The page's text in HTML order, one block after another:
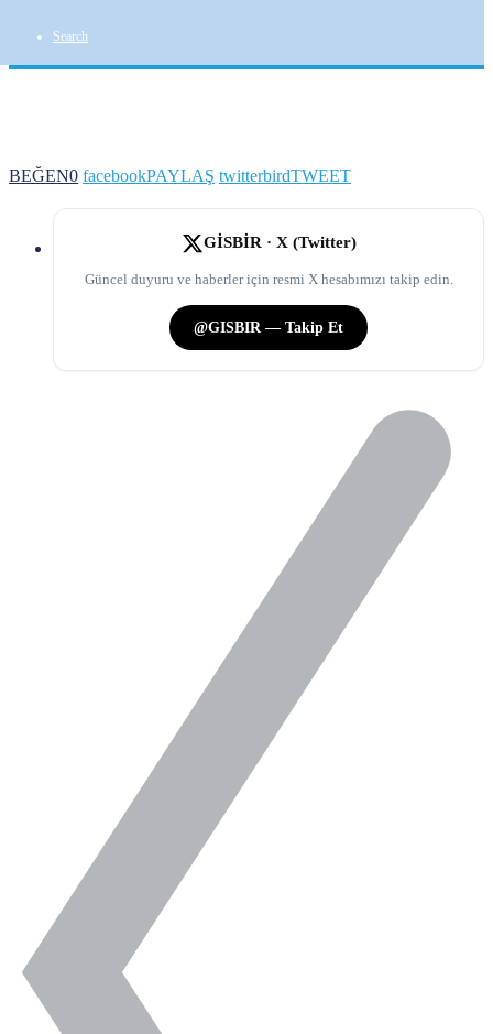
Search
BEĞEN0 facebookPAYLAŞ twitterbirdTWEET
GİSBİR · X (Twitter)
Güncel duyuru ve haberler için resmi X hesabımızı takip edin.
@GISBIR — Takip Et